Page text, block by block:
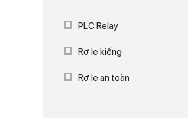
PLC Relay
Rơ le kiếng
Rơ le an toàn